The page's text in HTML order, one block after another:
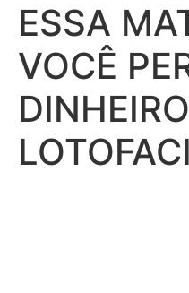
ESSA
VOCÊ